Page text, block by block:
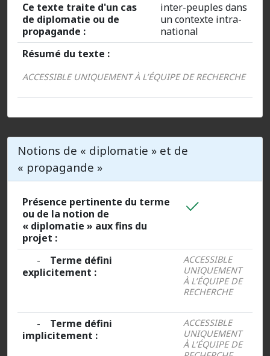
Ce texte traite d'un cas
de diplomatie ou de
propagande :
inter-peuples dans
un contexte intra-
national
Résumé du texte :
ACCESSIBLE UNIQUEMENT À L’ÉQUIPE DE RECHERCHE
Notions de « diplomatie » et de
« propagande »
Présence pertinente du terme
ou de la notion de
« diplomatie » aux fins du
projet :
- Terme défini
explicitement :
ACCESSIBLE
UNIQUEMENT
À L’ÉQUIPE DE
RECHERCHE
- Terme défini
implicitement :
ACCESSIBLE
UNIQUEMENT
À L’ÉQUIPE DE